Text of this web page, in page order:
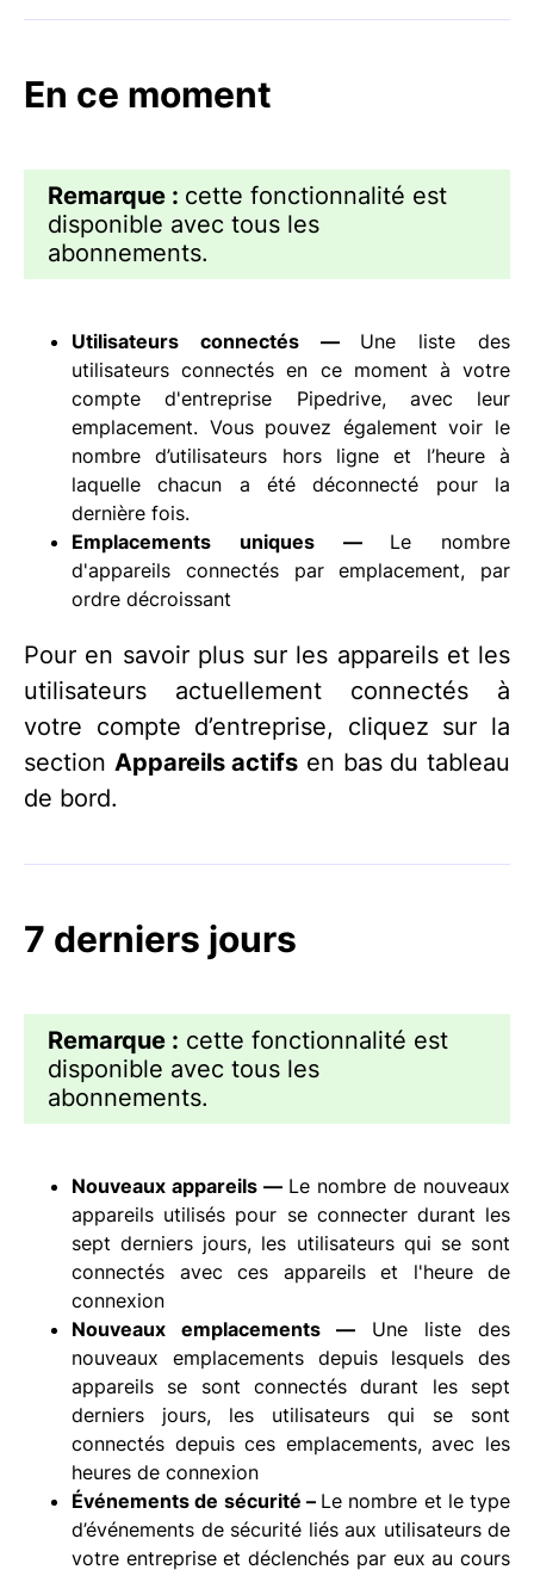
En ce moment
Remarque : cette fonctionnalité est
disponible avec tous les
abonnements.
Utilisateurs connectés — Une liste des
utilisateurs connectés en ce moment à votre
compte d'entreprise Pipedrive, avec leur
emplacement. Vous pouvez également voir le
nombre d’utilisateurs hors ligne et l’heure à
laquelle chacun a été déconnecté pour la
dernière fois.
Emplacements uniques — Le nombre
d'appareils connectés par emplacement, par
ordre décroissant
Pour en savoir plus sur les appareils et les
utilisateurs actuellement connectés à
votre compte d’entreprise, cliquez sur la
section Appareils actifs en bas du tableau
de bord.
7 derniers jours
Remarque : cette fonctionnalité est
disponible avec tous les
abonnements.
Nouveaux appareils — Le nombre de nouveaux
appareils utilisés pour se connecter durant les
sept derniers jours, les utilisateurs qui se sont
connectés avec ces appareils et l'heure de
connexion
Nouveaux emplacements — Une liste des
nouveaux emplacements depuis lesquels des
appareils se sont connectés durant les sept
derniers jours, les utilisateurs qui se sont
connectés depuis ces emplacements, avec les
heures de connexion
Événements de sécurité – Le nombre et le type
d’événements de sécurité liés aux utilisateurs de
votre entreprise et déclenchés par eux au cours